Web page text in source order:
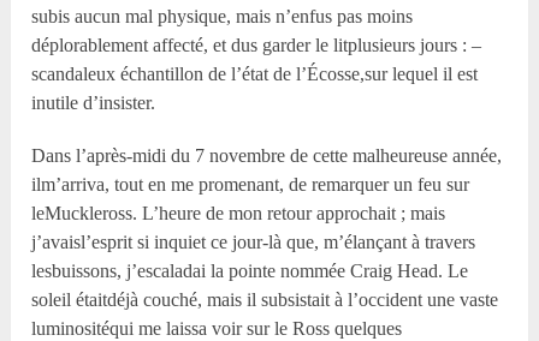
subis aucun mal physique, mais n’enfus pas moins
déplorablement affecté, et dus garder le litplusieurs jours : –
scandaleux échantillon de l’état de l’Écosse,sur lequel il est
inutile d’insister.
Dans l’après-midi du 7 novembre de cette malheureuse année,
ilm’arriva, tout en me promenant, de remarquer un feu sur
leMuckleross. L’heure de mon retour approchait ; mais
j’avaisl’esprit si inquiet ce jour-là que, m’élançant à travers
lesbuissons, j’escaladai la pointe nommée Craig Head. Le
soleil étaitdéjà couché, mais il subsistait à l’occident une vaste
luminositéqui me laissa voir sur le Ross quelques